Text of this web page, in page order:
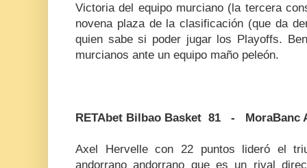
Victoria del equipo murciano (la tercera
novena plaza de la clasificación (que da
quien sabe si poder jugar los Playoffs.
murcianos ante un equipo maño peleón.
RETAbet Bilbao Basket 81 - MoraBanc
Axel Hervelle con 22 puntos lideró el
andorrano andorrano que es un rival